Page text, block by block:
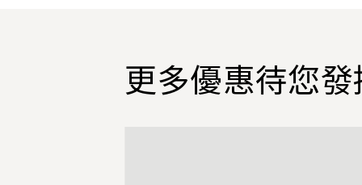
更多優惠待您發